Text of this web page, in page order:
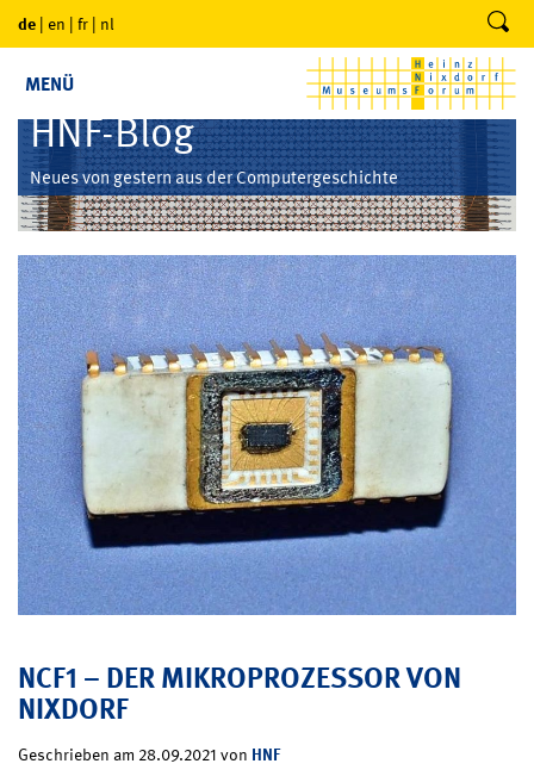
de | en | fr | nl
MENÜ
HNF-Blog
Neues von gestern aus der Computergeschichte
NCF1 – DER MIKROPROZESSOR VON
NIXDORF
Geschrieben am 28.09.2021 von HNF